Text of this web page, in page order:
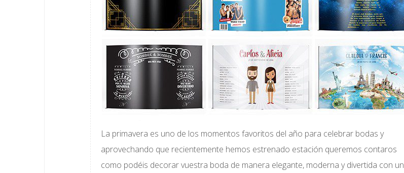
La primavera es uno de los momentos favoritos del año para celebrar bodas y
aprovechando que recientemente hemos estrenado estación queremos contaros
como podéis decorar vuestra boda de manera elegante, moderna y divertida con un